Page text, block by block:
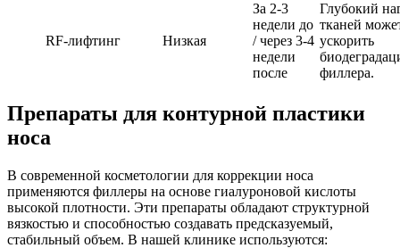
RF-лифтинг Низкая
За 2-3
недели до
/ через 3-4
недели
после
Глубокий
тканей
ускорить
филлера.
Препараты для контурной пластики
носа
В современной косметологии для коррекции носа
применяются филлеры на основе гиалуроновой кислоты
высокой плотности. Эти препараты обладают структурной
вязкостью и способностью создавать предсказуемый,
стабильный объем. В нашей клинике используются: